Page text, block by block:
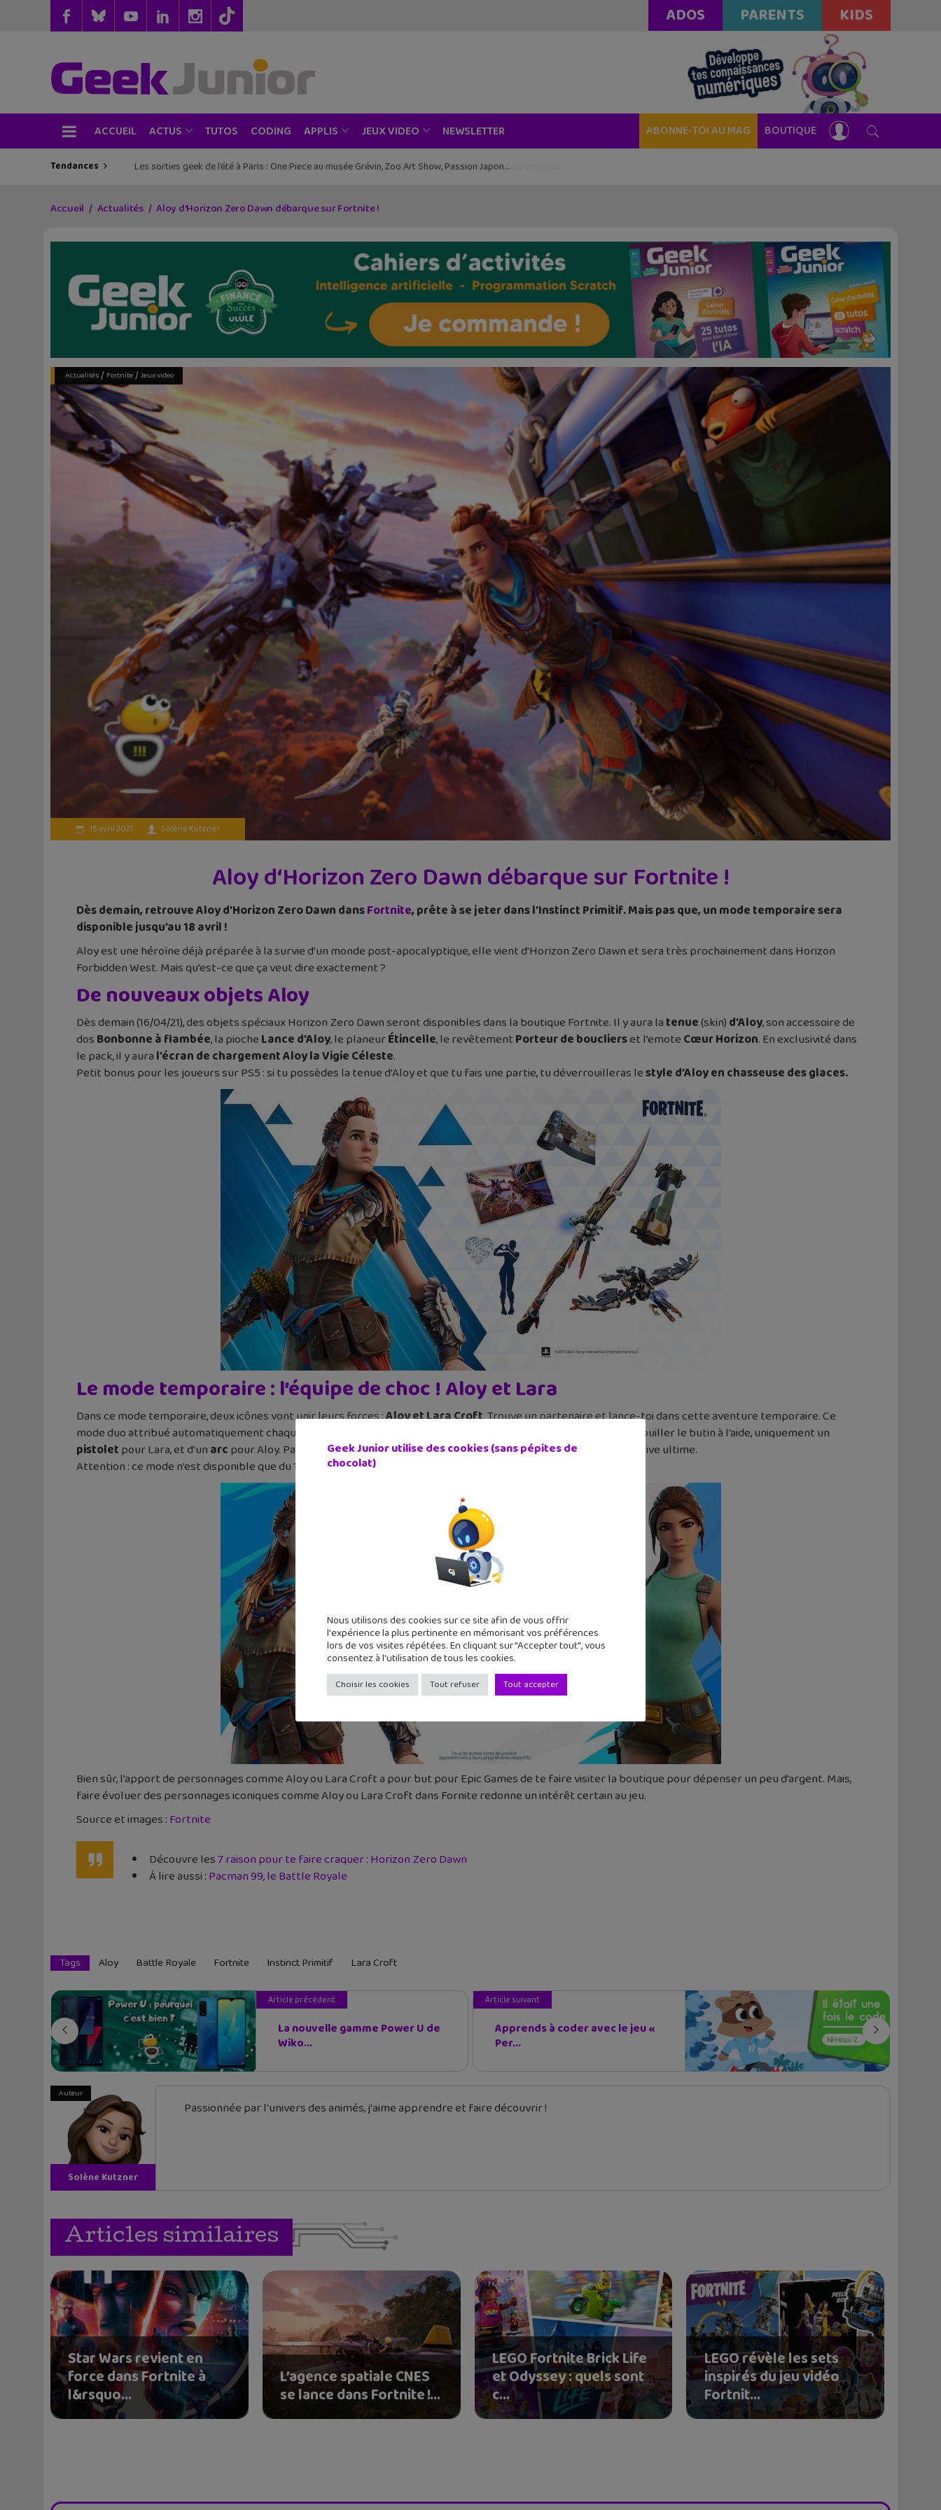
ADOS PARENTS KIDS
ACCUEIL ACTUS TUTOS CODING APPLIS JEUX VIDEO NEWSLETTER ABONNE-TOI AU MAG BOUTIQUE
Tendances Les sorties geek de l’été à Paris : One Piece au musée Grévin, Zoo Art Show, Passion Japon…
Accueil Actualités Aloy d‘Horizon Zero Dawn débarque sur Fortnite !
Actualités/ Fortnite/ Jeux video
15 avril 2021 Solène Kutzner
Aloy d‘Horizon Zero Dawn débarque sur Fortnite !
Dès demain, retrouve Aloy d’Horizon Zero Dawn dansFortnite, prête à se jeter dans l’Instinct Primitif. Mais pas que, un mode temporaire sera
disponible jusqu’au 18 avril !
Aloy est une héroïne déjà préparée à la survie d’un monde post-apocalyptique, elle vient d’Horizon Zero Dawn et sera très prochainement dans Horizon
Forbidden West. Mais qu’est-ce que ça veut dire exactement ?
De nouveaux objets Aloy
Dès demain (16/04/21), des objets spéciaux Horizon Zero Dawn seront disponibles dans la boutique Fortnite. Il y aura latenue(skin)d’Aloy, son accessoire de
dosBonbonne à flambée, la piocheLance d’Aloy, le planeurÉtincelle, le revêtementPorteur de bouclierset l’emoteCœur Horizon. En exclusivité dans
le pack, il y aural’écran de chargement Aloy la Vigie Céleste.
Petit bonus pour les joueurs sur PS5 : si tu possèdes la tenue d’Aloy et que tu fais une partie, tu déverrouilleras lestyle d’Aloy en chasseuse des glaces.
Le mode temporaire : l’équipe de choc ! Aloy et Lara
Dans ce mode temporaire, deux icônes vont unir leurs forces :Aloy et Lara Croft. Trouve un partenaire et lance-toi dans cette aventure temporaire. Ce
mode duo attribué automatiquement chaque personnage, l’un avec Aloy et l’autre avec Lara. Le but est de déverrouiller le butin à l’aide, uniquement un
pistoletpour Lara, et d’unarcpour Aloy. Pars à la traque de la faune sauvage et remporte la victoire royale primitive ultime.
Attention : ce mode n’est disponible que du 16 avril à 15h, jusqu’au 18 avril à 15h.
Bien sûr, l’apport de personnages comme Aloy ou Lara Croft a pour but pour Epic Games de te faire visiter la boutique pour dépenser un peu d’argent. Mais,
faire évoluer des personnages iconiques comme Aloy ou Lara Croft dans Fornite redonne un intérêt certain au jeu.
Source et images :Fortnite
Découvre les7 raison pour te faire craquer : Horizon Zero Dawn
À lire aussi :Pacman 99, le Battle Royale
Tags Aloy Battle Royale Fortnite Instinct Primitif Lara Croft
Article précédent
La nouvelle gamme Power U de
Wiko...
Article suivant
Apprends à coder avec le jeu «
Per...
Auteur
Solène Kutzner
Passionnée par l'univers des animés, j'aime apprendre et faire découvrir !
Articles similaires
Star Wars revient en
force dans Fortnite à
l&rsquo...
L’agence spatiale CNES
se lance dans Fortnite !...
LEGO Fortnite Brick Life
et Odyssey : quels sont
c...
LEGO révèle les sets
inspirés du jeu vidéo
Fortnit...
Geek Junior utilise des cookies (sans pépites de
chocolat)
Nous utilisons des cookies sur ce site afin de vous offrir
l'expérience la plus pertinente en mémorisant vos préférences
lors de vos visites répétées. En cliquant sur "Accepter tout", vous
consentez à l'utilisation de tous les cookies.
Choisir les cookies Tout refuser Tout accepter